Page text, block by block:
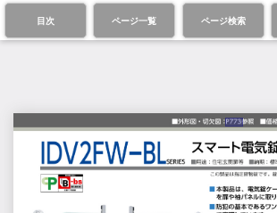
目次 ページ一覧 ページ検索